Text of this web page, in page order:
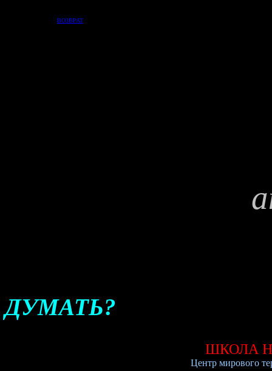
ВОЗВРАТ
ДУМАТЬ?
ШКОЛА
Центр мирового